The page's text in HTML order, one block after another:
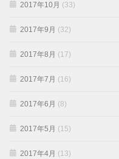
2017年10月 (33)
2017年9月 (32)
2017年8月 (17)
2017年7月 (16)
2017年6月 (8)
2017年5月 (15)
2017年4月 (13)